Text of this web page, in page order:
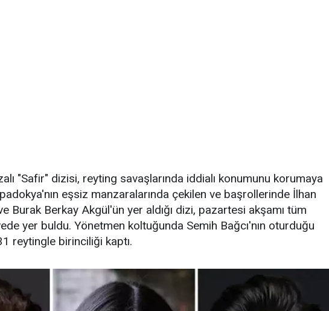
"Safir" dizisi, reyting savaşlarında iddialı konumunu korumaya
eşsiz manzaralarında çekilen ve başrollerinde İlhan
Burak Berkay Akgül'ün yer aldığı dizi, pazartesi akşamı tüm
yer buldu. Yönetmen koltuğunda Semih Bağcı'nın oturduğu
reytingle birinciliği kaptı.